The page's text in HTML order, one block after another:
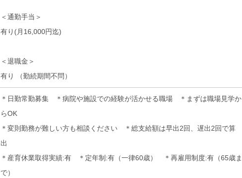
＜通勤手当＞
有り(月16,000円迄)
＜退職金＞
有り （勤続期間不問）
＊日勤常勤募集 ＊病院や施設での経験が活かせる職場 ＊まずは職場見学か
らOK
＊変則勤務が難しい方も相談ください ＊総支給額は早出2回、遅出2回で算
出
＊産育休業取得実績:有 ＊定年制:有（一律60歳） ＊再雇用制度:有（65歳ま
で）